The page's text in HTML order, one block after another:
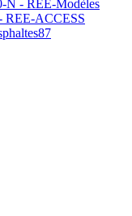
N - REE-Modèles
REE-ACCESS